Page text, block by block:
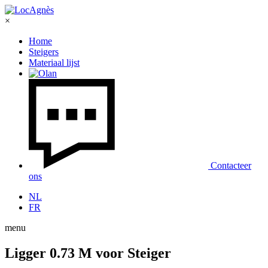
×
Home
Steigers
Materiaal lijst
Contacteer
ons
NL
FR
menu
Ligger 0.73 M voor Steiger